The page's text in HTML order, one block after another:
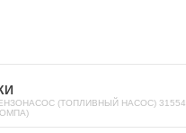
(ТОПЛИВНЫЙ НАСОС) 31554